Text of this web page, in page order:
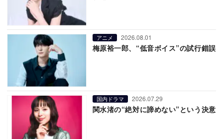
アニメ 2026.08.01
梅原裕一郎、“低音ボイス”の試行錯誤
国内ドラマ 2026.07.29
関水渚の“絶対に諦めない”という決意